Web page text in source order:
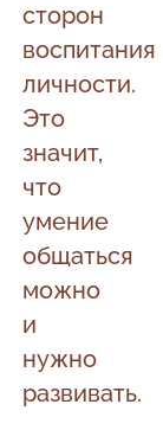
сторон
воспитания
личности.
Это
значит,
что
умение
общаться
можно
и
нужно
развивать.